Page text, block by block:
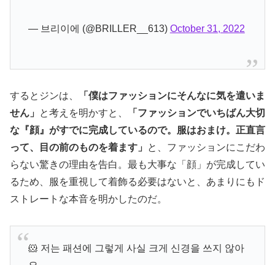
— 브리이에 (@BRILLER__613) October 31, 2022
するとジンは、
「僕はファッションにそんなに気を遣いま
せん」
と考えを明かすと、
「ファッションでいちばん大切
な『顔』がすでに完成しているので。服はおまけ。正直言
って、目の前のものを着ます」
と、ファッションにこだわ
らない驚きの理由を告白。最も大事な「顔」が完成してい
るため、服を重視して着飾る必要はないと、あまりにもド
ストレートな本音を明かしたのだ。
🐹 저는 패션에 그렇게 사실 크게 신경을 쓰지 않아